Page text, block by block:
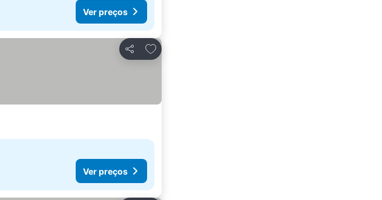
Ver preços
Partilhar
Adicionar aos favoritos
Ver preços